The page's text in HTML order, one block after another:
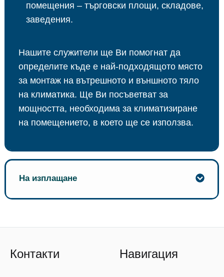
помещения – търговски площи, складове,
заведения.
Нашите служители ще Ви помогнат да
определите къде е най-подходящото място
за монтаж на вътрешното и външното тяло
на климатика. Ще Ви посъветват за
мощността, необходима за климатизиране
на помещението, в което ще се използва.
На изплащане
Контакти Навигация